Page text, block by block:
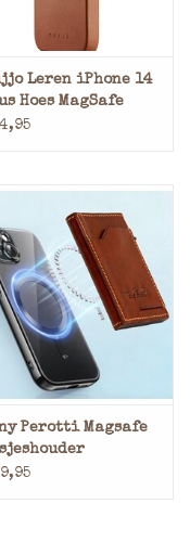
Leren iPhone 14
Hoes MagSafe
Perotti Magsafe